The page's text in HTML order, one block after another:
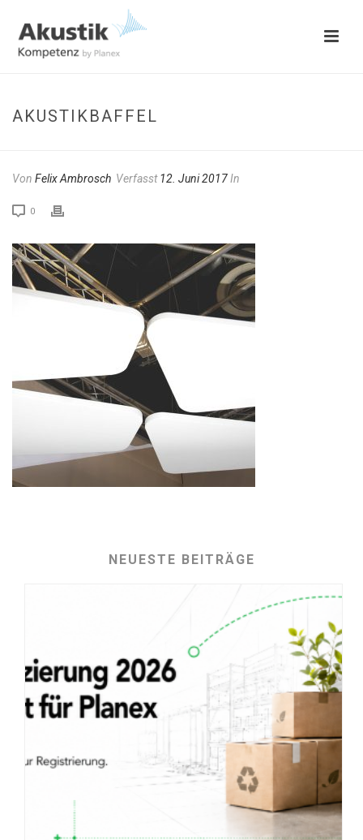
AKUSTIKBAFFEL
Von Felix Ambrosch Verfasst12. Juni 2017In
0
NEUESTE BEITRÄGE